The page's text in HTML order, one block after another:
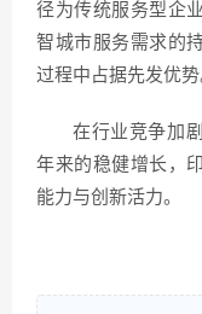
径为传统服务型企
智城市服务需求的
过程中占据先发优势
在行业竞争加
年来的稳健增长，
能力与创新活力。